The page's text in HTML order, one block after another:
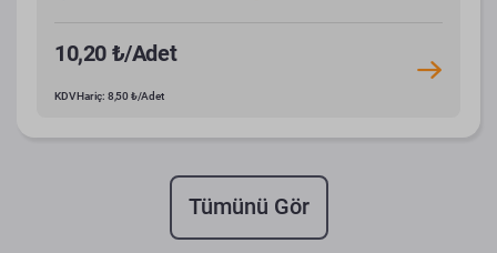
10,20 ₺/Adet
KDV Hariç: 8,50 ₺/Adet
Tümünü Gör